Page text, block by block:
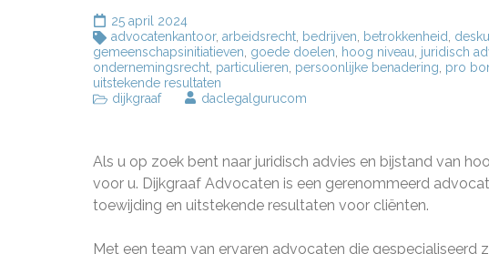
25 april 2024
advocatenkantoor, arbeidsrecht bedrijven betrokkenheid
gemeenschapsinitiatieven goede doelen hoog niveau juridisch
ondernemingsrecht particulieren persoonlijke benadering pro
uitstekende resultaten
dijkgraaf
daclegalgurucom
Als u op zoek bent naar juridisch advies en bijstand van
voor u. Dijkgraaf Advocaten is een gerenommeerd
toewijding en uitstekende resultaten voor cliënten.
Met een team van ervaren advocaten die gespecialiseerd